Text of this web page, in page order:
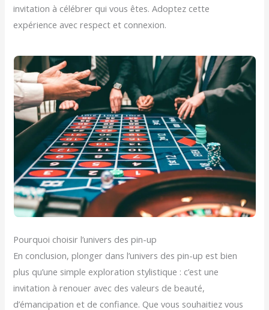
invitation à célébrer qui vous êtes. Adoptez cette
expérience avec respect et connexion.
Pourquoi choisir l’univers des pin-up
En conclusion, plonger dans l’univers des pin-up est bien
plus qu’une simple exploration stylistique : c’est une
invitation à renouer avec des valeurs de beauté,
d’émancipation et de confiance. Que vous souhaitiez vous